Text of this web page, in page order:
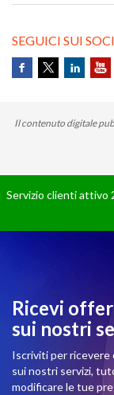
SEGUICI SUI
Il contenuto digitale
Servizio clienti attivo
Ricevi
sui nostri
Iscriviti per ricevere
sui nostri servizi,
modificare le tue